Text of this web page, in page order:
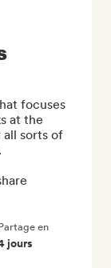
focuses
at the
sorts of
en
jours